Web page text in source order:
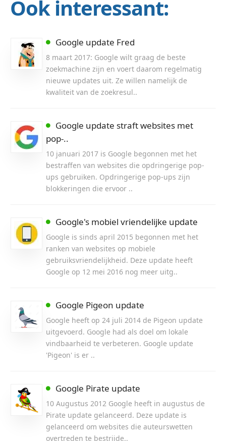
Ook interessant:
Google update Fred
8 maart 2017: Google wilt graag de beste
zoekmachine zijn en voert daarom regelmatig
nieuwe updates uit. Ze willen namelijk de
kwaliteit van de zoekresul..
Google update straft websites met
pop-..
10 januari 2017 is Google begonnen met het
bestraffen van websites die opdringerige pop-
ups gebruiken. Opdringerige pop-ups zijn
blokkeringen die ervoor ..
Google's mobiel vriendelijke update
Google is sinds april 2015 begonnen met het
ranken van websites op mobiele
gebruiksvriendelijkheid. Deze update heeft
Google op 12 mei 2016 nog meer uitg..
Google Pigeon update
Google heeft op 24 juli 2014 de Pigeon update
uitgevoerd. Google had als doel om lokale
vindbaarheid te verbeteren. Google update
'Pigeon' is er ..
Google Pirate update
10 Augustus 2012 Google heeft in augustus de
Pirate update gelanceerd. Deze update is
gelanceerd om websites die auteurswetten
overtreden te bestrijde..